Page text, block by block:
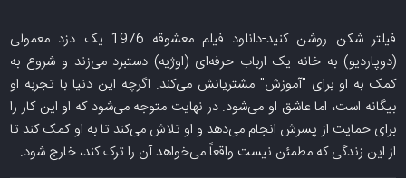
فیلتر شکن روشن کنید-دانلود فیلم معشوقه 1976 یک دزد معمولی
(دوپاردیو) به خانه یک ارباب حرفه‌ای (اوژیه) دستبرد می‌زند و شروع به
کمک به او برای "آموزش" مشتریانش می‌کند. اگرچه این دنیا با تجربه او
بیگانه است، اما عاشق او می‌شود. در نهایت متوجه می‌شود که او این کار را
برای حمایت از پسرش انجام می‌دهد و او تلاش می‌کند تا به او کمک کند تا
از این زندگی که مطمئن نیست واقعاً می‌خواهد آن را ترک کند، خارج شود.